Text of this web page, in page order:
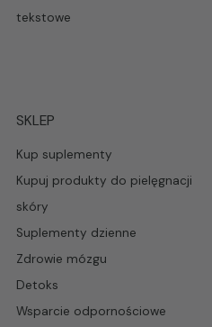
tekstowe
SKLEP
Kup suplementy
Kupuj produkty do pielęgnacji
skóry
Suplementy dzienne
Zdrowie mózgu
Detoks
Wsparcie odpornościowe